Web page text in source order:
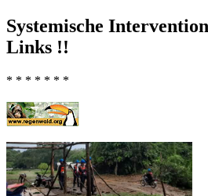
Systemische
Links !!
* * * * * * *